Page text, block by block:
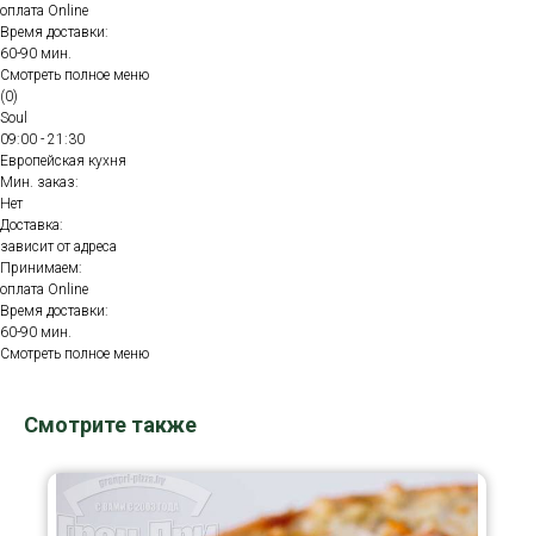
оплата Online
Время доставки:
60-90 мин.
Смотреть полное меню
(0)
Soul
09:00 - 21:30
Европейская кухня
Мин. заказ:
Нет
Доставка:
зависит от адреса
Принимаем:
оплата Online
Время доставки:
60-90 мин.
Смотреть полное меню
Смотрите также